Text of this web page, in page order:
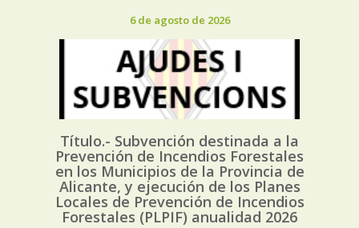
6 de agosto de 2026
Título.- Subvención destinada a la
Prevención de Incendios Forestales
en los Municipios de la Provincia de
Alicante, y ejecución de los Planes
Locales de Prevención de Incendios
Forestales (PLPIF) anualidad 2026